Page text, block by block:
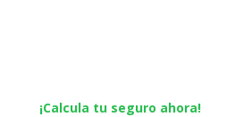
¡Calcula tu seguro ahora!